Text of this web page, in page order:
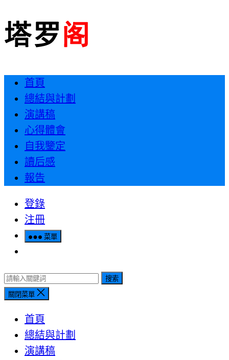
首頁
總結與計劃
演講稿
心得體會
自我鑒定
讀后感
報告
登錄
注冊
菜單
搜索
關閉菜單
首頁
總結與計劃
演講稿